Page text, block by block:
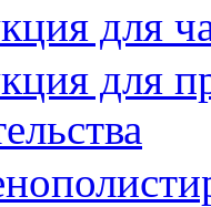
для
для